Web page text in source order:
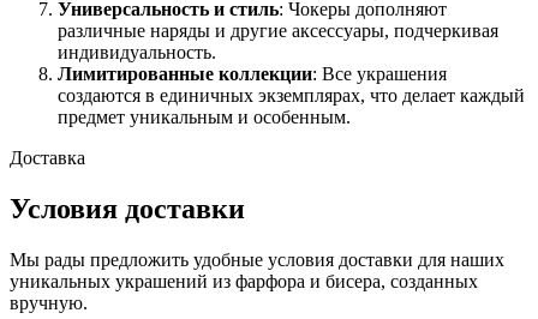
Универсальность и стиль: Чокеры дополняют
различные наряды и другие аксессуары, подчеркивая
индивидуальность.
Лимитированные коллекции: Все украшения
создаются в единичных экземплярах, что делает каждый
предмет уникальным и особенным.
Доставка
Условия доставки
Мы рады предложить удобные условия доставки для наших
уникальных украшений из фарфора и бисера, созданных
вручную.